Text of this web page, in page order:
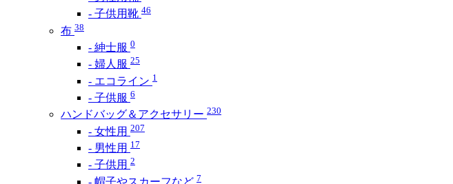
- 子供用靴 46
布 38
- 紳士服 0
- 婦人服 25
- エコライン 1
- 子供服 6
ハンドバッグ＆アクセサリー 230
- 女性用 207
- 男性用 17
- 子供用 2
- 帽子やスカーフなど 7